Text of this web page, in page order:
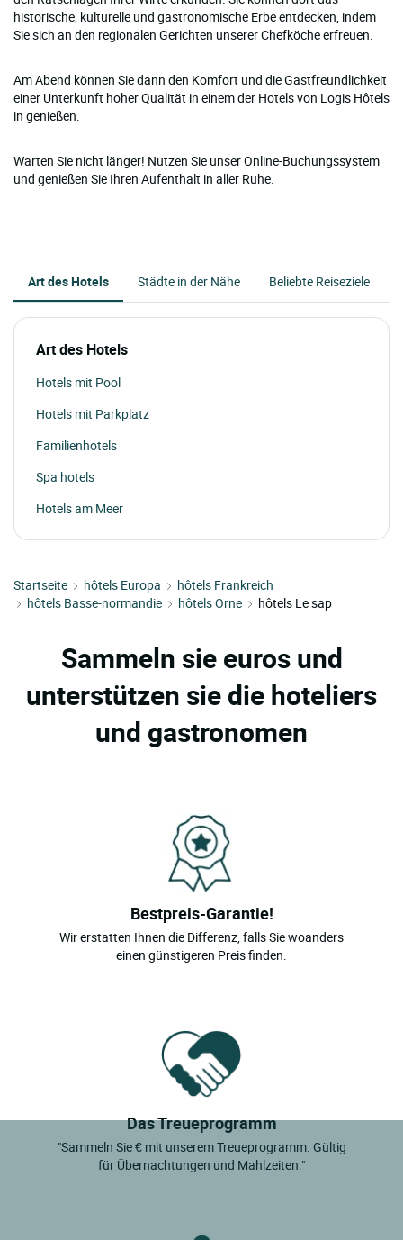
historische, kulturelle und gastronomische Erbe entdecken, indem
Sie sich an den regionalen Gerichten unserer Chefköche erfreuen.
Am Abend können Sie dann den Komfort und die Gastfreundlichkeit
einer Unterkunft hoher Qualität in einem der Hotels von Logis Hôtels
in genießen.
Warten Sie nicht länger! Nutzen Sie unser Online-Buchungssystem
und genießen Sie Ihren Aufenthalt in aller Ruhe.
Art des Hotels Städte in der Nähe Beliebte Reiseziele
Art des Hotels
Hotels mit Pool
Hotels mit Parkplatz
Familienhotels
Spa hotels
Hotels am Meer
Startseite hôtels Europa
hôtels Frankreich
hôtels Basse-normandie
hôtels Orne hôtels Le sap
Sammeln sie euros und
unterstützen sie die hoteliers
und gastronomen
Bestpreis-Garantie!
Wir erstatten Ihnen die Differenz, falls Sie woanders
einen günstigeren Preis finden.
Das Treueprogramm
"Sammeln Sie € mit unserem Treueprogramm. Gültig
für Übernachtungen und Mahlzeiten."